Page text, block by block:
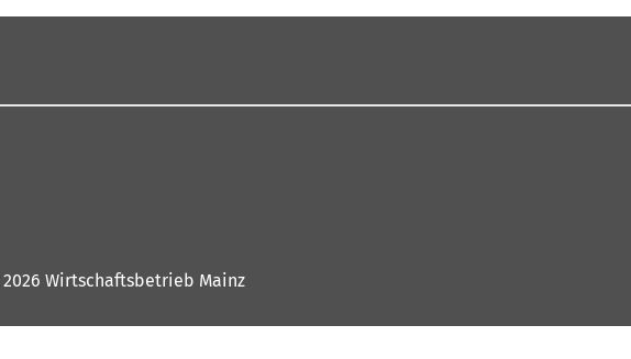
Wirtschaftsbetrieb Mainz